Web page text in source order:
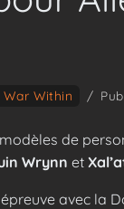
War Within /
de
Wrynn et
épreuve avec la